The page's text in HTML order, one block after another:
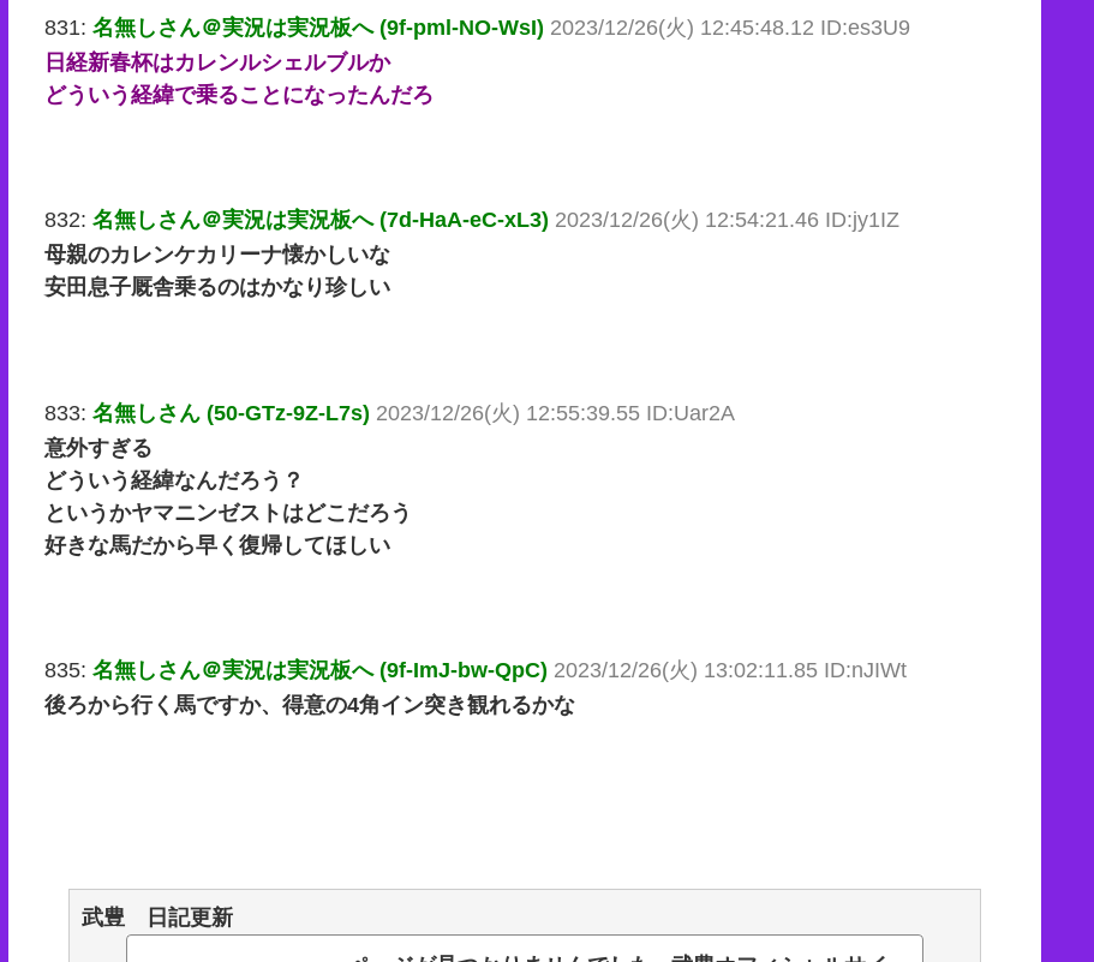
831: 名無しさん＠実況は実況板へ (9f-pml-NO-WsI) 2023/12/26(火) 12:45:48.12 ID:es3U9
日経新春杯はカレンルシェルブルか
どういう経緯で乗ることになったんだろ
832: 名無しさん＠実況は実況板へ (7d-HaA-eC-xL3) 2023/12/26(火) 12:54:21.46 ID:jy1IZ
母親のカレンケカリーナ懐かしいな
安田息子厩舎乗るのはかなり珍しい
833: 名無しさん (50-GTz-9Z-L7s) 2023/12/26(火) 12:55:39.55 ID:Uar2A
意外すぎる
どういう経緯なんだろう？
というかヤマニンゼストはどこだろう
好きな馬だから早く復帰してほしい
835: 名無しさん＠実況は実況板へ (9f-ImJ-bw-QpC) 2023/12/26(火) 13:02:11.85 ID:nJIWt
後ろから行く馬ですか、得意の4角イン突き観れるかな
武豊 日記更新